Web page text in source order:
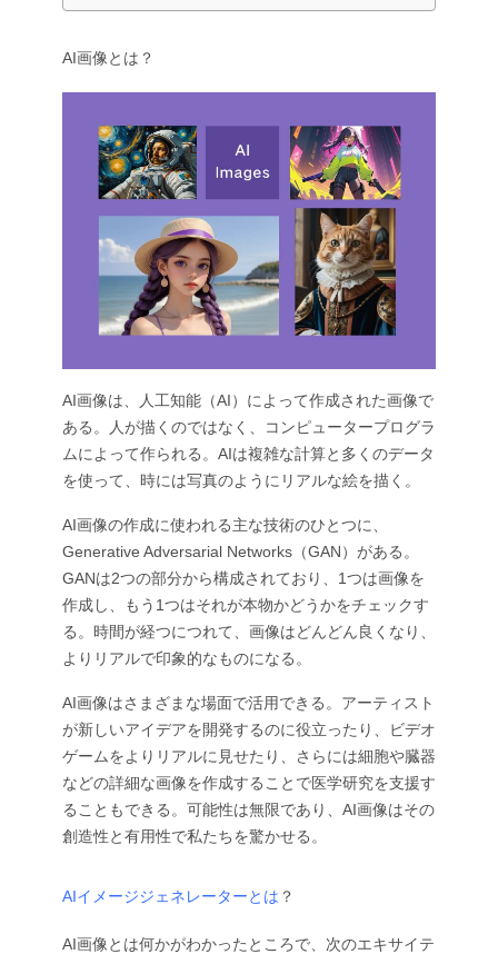
AI画像とは？
AI画像は、人工知能（AI）によって作成された画像で
ある。人が描くのではなく、コンピュータープログラ
ムによって作られる。AIは複雑な計算と多くのデータ
を使って、時には写真のようにリアルな絵を描く。
AI画像の作成に使われる主な技術のひとつに、
Generative Adversarial Networks（GAN）がある。
GANは2つの部分から構成されており、1つは画像を
作成し、もう1つはそれが本物かどうかをチェックす
る。時間が経つにつれて、画像はどんどん良くなり、
よりリアルで印象的なものになる。
AI画像はさまざまな場面で活用できる。アーティスト
が新しいアイデアを開発するのに役立ったり、ビデオ
ゲームをよりリアルに見せたり、さらには細胞や臓器
などの詳細な画像を作成することで医学研究を支援す
ることもできる。可能性は無限であり、AI画像はその
創造性と有用性で私たちを驚かせる。
AIイメージジェネレーターとは ？
AI画像とは何かがわかったところで、次のエキサイテ